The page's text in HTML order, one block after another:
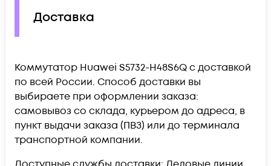
Доставка
Коммутатор Huawei S5732-H48S6Q c доставкой
по всей России. Способ доставки вы
выбираете при оформлении заказа:
самовывоз со склада, курьером до адреса, в
пункт выдачи заказа (ПВЗ) или до терминала
транспортной компании.